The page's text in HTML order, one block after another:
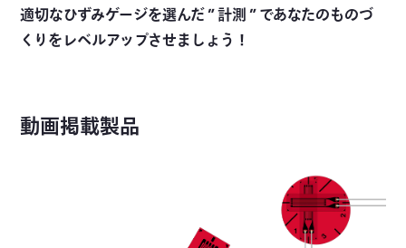
適切なひずみゲージを選んだ ” 計測 ” であなたのものづ
くりをレベルアップさせましょう！
動画掲載製品